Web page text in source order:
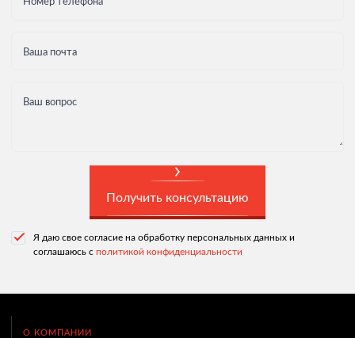
Ваша почта
Ваш вопрос
Получить консультацию
Я даю свое согласие на обработку персональных данных и
соглашаюсь с политикой конфиденциальности
О КОМПАНИИ